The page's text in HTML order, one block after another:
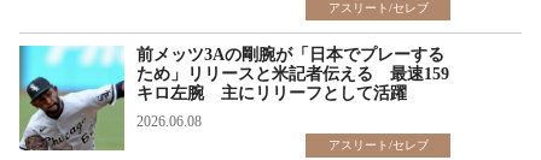
アスリート/セレブ
前メッツ3Aの剛腕が「日本でプレーする
ため」リリースと米記者伝える 最速159
キロ左腕 主にリリーフとして活躍
2026.06.08
アスリート/セレブ